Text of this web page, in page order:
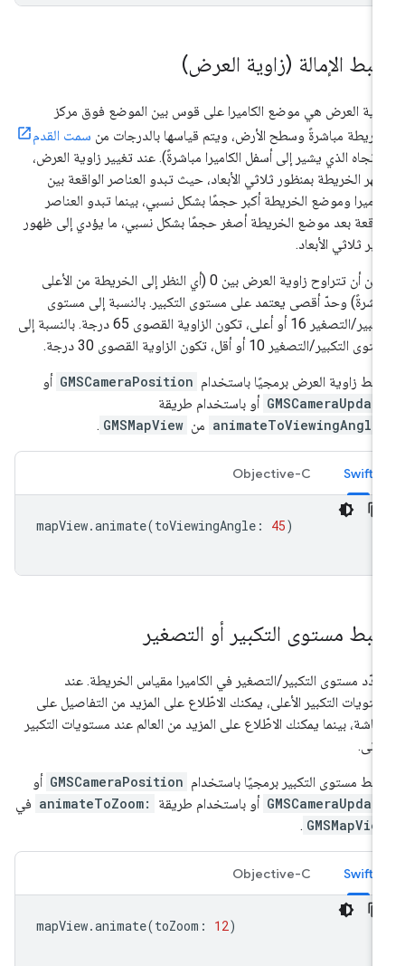
الإمالة (زاوية العرض)
العرض هي موضع الكاميرا على قوس بين الموضع فوق مركز
مباشرةً وسطح الأرض، ويتم قياسها بالدرجات من سمت القدم
الذي يشير إلى أسفل الكاميرا مباشرةً). عند تغيير زاوية العرض،
الخريطة بمنظور ثلاثي الأبعاد، حيث تبدو العناصر الواقعة بين
وموضع الخريطة أكبر حجمًا بشكل نسبي، بينما تبدو العناصر
بعد موضع الخريطة أصغر حجمًا بشكل نسبي، ما يؤدي إلى ظهور
ثلاثي الأبعاد.
يمكن أن تتراوح زاوية العرض بين 0 (أي النظر إلى الخريطة من الأعلى
وحدّ أقصى يعتمد على مستوى التكبير. بالنسبة إلى مستوى
التكبير/التصغير 16 أو أعلى، تكون الزاوية القصوى 65 درجة. بالنسبة إلى
التكبير/التصغير 10 أو أقل، تكون الزاوية القصوى 30 درجة.
زاوية العرض برمجيًا باستخدام GMSCameraPosition أو
أو باستخدام طريقة
من GMSMapView
.
Swift
Objective-C
mapView.animate(toViewingAngle:
مستوى التكبير أو التصغير
مستوى التكبير/التصغير في الكاميرا مقياس الخريطة. عند
التكبير الأعلى، يمكنك الاطّلاع على المزيد من التفاصيل على
بينما يمكنك الاطّلاع على المزيد من العالم عند مستويات التكبير
مستوى التكبير برمجيًا باستخدام GMSCameraPosition أو
أو باستخدام طريقة animateToZoom: في
.
Swift
Objective-C
mapView.animate(toZoom :